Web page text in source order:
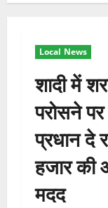
Local News
शादी में
परोसने
प्रधान दे
हजार की
मदद